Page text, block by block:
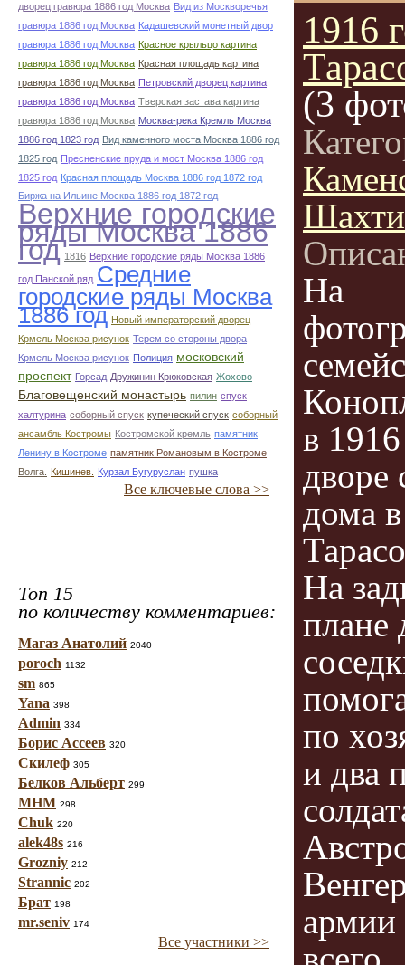
дворец гравюра 1886 год Москва Вид из Москворечья
гравюра 1886 год Москва Кадашевский монетный двор
гравюра 1886 год Москва Красное крыльцо картина
гравюра 1886 год Москва Красная площадь картина
гравюра 1886 год Москва Петровский дворец картина
гравюра 1886 год Москва Тверская застава картина
гравюра 1886 год Москва Москва-река Кремль Москва
1886 год 1823 год Вид каменного моста Москва 1886 год
1825 год Пресненские пруда и мост Москва 1886 год
1825 год Красная площадь Москва 1886 год 1872 год
Биржа на Ильине Москва 1886 год 1872 год
Верхние городские
ряды Москва 1886
год 1816 Верхние городские ряды Москва 1886
год Панской ряд Средние
городские ряды Москва
1886 год Новый императорский дворец
Крмель Москва рисунок Терем со стороны двора
Крмель Москва рисунок Полиция московский
проспект Горсад Дружинин Крюковская Жохово
Благовещенский монастырь пилин спуск
халтурина соборный спуск купеческий спуск соборный
ансамбль Костромы Костромской кремль памятник
Ленину в Костроме памятник Романовым в Костроме
Волга.
Кишинев. Курзал Бугуруслан пушка
Все ключевые слова >>
Топ 15
по количеству комментариев:
Магаз Анатолий 2040
poroch 1132
sm 865
Yana 398
Admin 334
Борис Ассеев 320
Скилеф 305
Белков Альберт 299
МНМ 298
Chuk 220
alek48s 216
Grozniy 212
Strannic 202
Брат 198
mr.seniv 174
Все участники >>
1916
(3
На
в
дворе
дома в
На
плане
по
и два
армии